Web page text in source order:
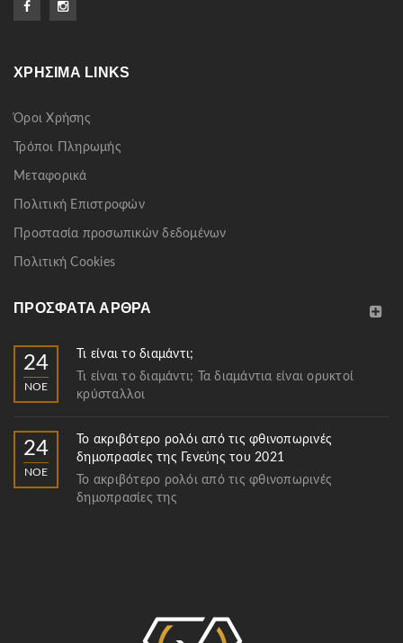
ΧΡΉΣΙΜΑ LINKS
Όροι Χρήσης
Τρόποι Πληρωμής
Μεταφορικά
Πολιτική Επιστροφών
Προστασία προσωπικών δεδομένων
Πολιτική Cookies
ΠΡΌΣΦΑΤΑ ΆΡΘΡΑ
24
ΝΟΈ
Τι είναι το διαμάντι;
Τι είναι το διαμάντι; Τα διαμάντια είναι ορυκτοί
κρύσταλλοι
24
ΝΟΈ
Το ακριβότερο ρολόι από τις φθινοπωρινές
δημοπρασίες της Γενεύης του 2021
Το ακριβότερο ρολόι από τις φθινοπωρινές
δημοπρασίες της